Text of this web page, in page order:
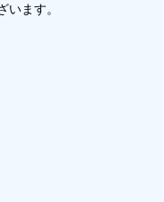
います。